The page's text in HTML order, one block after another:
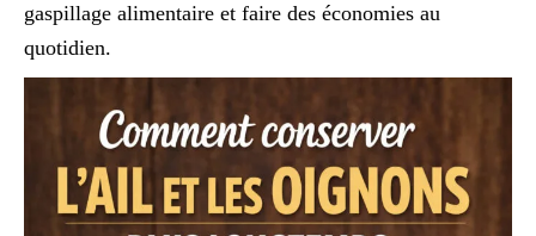
gaspillage alimentaire et faire des économies au
quotidien.